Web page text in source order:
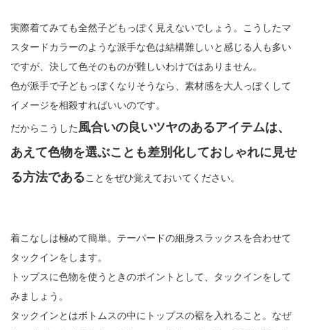
実際着てみても全然子どもっぽく見えないでしょう。こうしたマ
スタードカラーのような派手な色は結構難しいと感じる人も多い
ですが、決して色そのものが難しいわけではありません。
色が派手で子どもっぽくなりそうなら、素材感を大人っぽくして
イメージを相殺すればいいのです。
だからこうした風合いの良いツヤのあるアイテムは、
あえて色物を選ぶことも差別化しておしゃれに見せ
る方法であることをぜひ覚えておいてください。
着こなしは極めて簡単。テーパードの細身スラックスを合わせて
タックインをします。
トップスに色物を使うときのポイントとして、タックインをして
みましょう。
タックインとはボトムスの中にトップスの裾を入れること。なぜ